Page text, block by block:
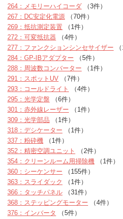
264：メモリーハイコーダ （3件）
267：DC安定化電源 （70件）
269：抵抗測定装置 （1件）
272：可変抵抗器 （4件）
277：ファンクションシンセサイザー
284：GP-IBアダプター （5件）
288：周波数コンバーター （1件）
291：スポットUV （7件）
293：コールドライト
（4件）
295：光学定盤 （6件）
301：赤外線レーザー （1件）
309：光学部品 （1件）
318：デシケーター （1件）
337：粉砕機 （1件）
352：精密空調ユニット
（2件）
354：クリーンルーム用掃除機 （1件）
360：シーケンサー （155件）
363：スライダック
（1件）
366：タッチパネル （31件）
368：ステッピングモーター （4件）
376：インバータ
（5件）